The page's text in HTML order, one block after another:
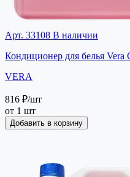
Арт. 33108 В наличии
Кондиционер для белья
VERA
816 ₽/шт
от 1 шт
Добавить в корзину